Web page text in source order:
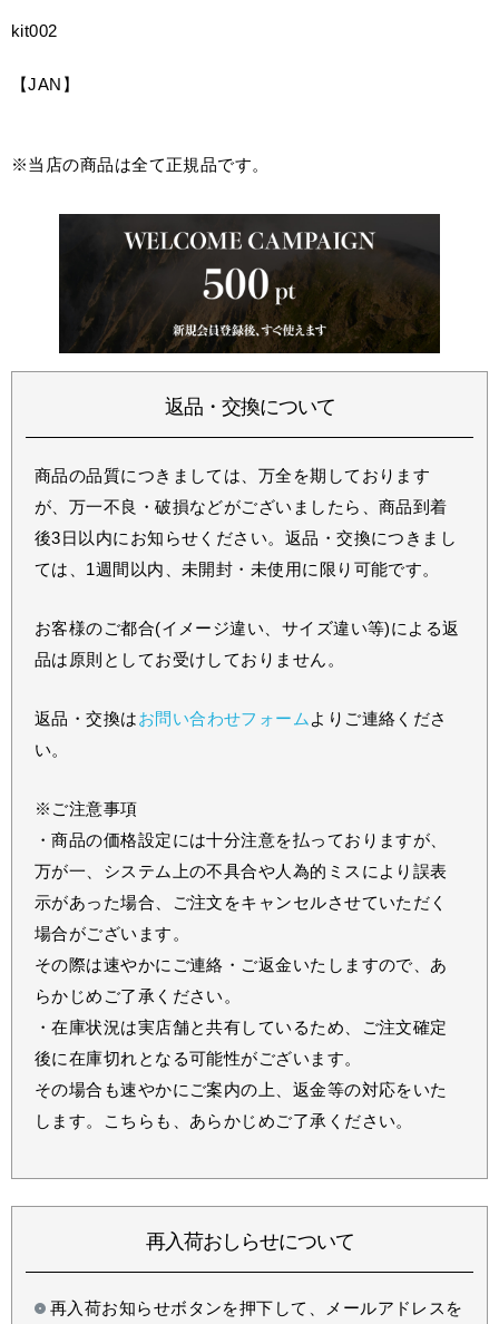
kit002
【JAN】
※当店の商品は全て正規品です。
返品・交換について
商品の品質につきましては、万全を期しております
が、万一不良・破損などがございましたら、商品到着
後3日以内にお知らせください。返品・交換につきまし
ては、1週間以内、未開封・未使用に限り可能です。
お客様のご都合(イメージ違い、サイズ違い等)による返
品は原則としてお受けしておりません。
返品・交換はお問い合わせフォーム よりご連絡くださ
い。
※ご注意事項
・商品の価格設定には十分注意を払っておりますが、
万が一、システム上の不具合や人為的ミスにより誤表
示があった場合、ご注文をキャンセルさせていただく
場合がございます。
その際は速やかにご連絡・ご返金いたしますので、あ
らかじめご了承ください。
・在庫状況は実店舗と共有しているため、ご注文確定
後に在庫切れとなる可能性がございます。
その場合も速やかにご案内の上、返金等の対応をいた
します。こちらも、あらかじめご了承ください。
再入荷おしらせについて
再入荷お知らせボタンを押下して、メールアドレスを